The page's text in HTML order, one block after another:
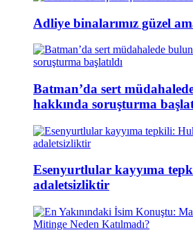
Adliye binalarımız güzel
Batman’da sert
hakkında soruşturma
Esenyurtlular kayyıma
adaletsizliktir